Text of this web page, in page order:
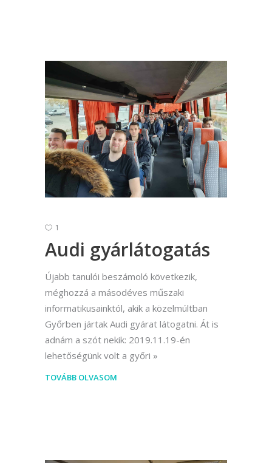
1
Audi gyárlátogatás
Újabb tanulói beszámoló következik,
méghozzá a másodéves műszaki
informatikusainktól, akik a közelmúltban
Győrben jártak Audi gyárat látogatni. Át is
adnám a szót nekik: 2019.11.19-én
lehetőségünk volt a győri
TOVÁBB OLVASOM